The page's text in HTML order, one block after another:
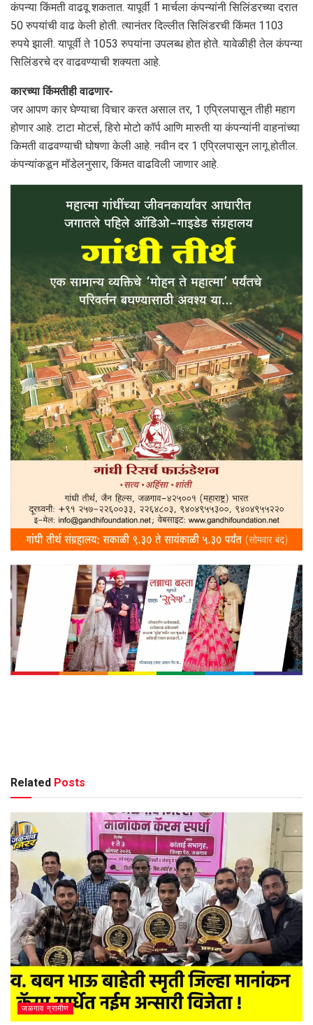
कंपन्या किंमती वाढवू शकतात. यापूर्वी 1 मार्चला कंपन्यांनी सिलिंडरच्या दरात
50 रुपयांची वाढ केली होती. त्यानंतर दिल्लीत सिलिंडरची किंमत 1103
रुपये झाली. यापूर्वी ते 1053 रुपयांना उपलब्ध होत होते. यावेळीही तेल कंपन्या
सिलिंडरचे दर वाढवण्याची शक्यता आहे.
कारच्या किंमतीही वाढणार-
जर आपण कार घेण्याचा विचार करत असाल तर, 1 एप्रिलपासून तीही महाग
होणार आहे. टाटा मोटर्स, हिरो मोटो कॉर्प आणि मारुती या कंपन्यांनी वाहनांच्या
किमती वाढवण्याची घोषणा केली आहे. नवीन दर 1 एप्रिलपासून लागू होतील.
कंपन्यांकडून मॉडेलनुसार, किंमत वाढविली जाणार आहे.
Related Posts
जळगाव ग्रामीण